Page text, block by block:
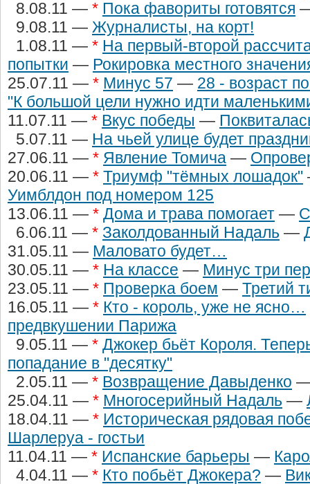
8.08.11 — * Пока фавориты готовятся
9.08.11 — Журналисты, на корт!
1.08.11 — * На первый-второй
попытки — Рокировка местного
25.07.11 — * Минус 57 — 28 - возраст
"К большой цели нужно идти
11.07.11 — * Вкус победы —
5.07.11 — На чьей улице будет
27.06.11 — * Явление Томича —
20.06.11 — * Триумф "тёмных лошадок"
Уимблдон под номером 125
13.06.11 — * Дома и трава помогает —
6.06.11 — * Заколдованный Надаль —
31.05.11 — Маловато будет…
30.05.11 — * На классе — Минус три
23.05.11 — * Проверка боем — Третий
16.05.11 — * Кто - король, уже не ясно…
предвкушении Парижа
9.05.11 — * Джокер бьёт Короля.
попадание в "десятку"
2.05.11 — * Возвращение Давыденко
25.04.11 — * Многосерийный Надаль —
18.04.11 — * Историческая рядовая
Шарлеруа - гостьи
11.04.11 — * Испанские барьеры —
4.04.11 — * Кто побьёт Джокера? —